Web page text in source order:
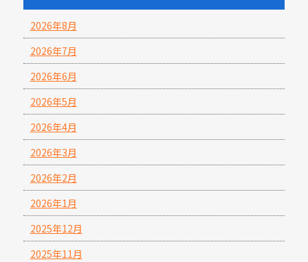
2026年8月
2026年7月
2026年6月
2026年5月
2026年4月
2026年3月
2026年2月
2026年1月
2025年12月
2025年11月